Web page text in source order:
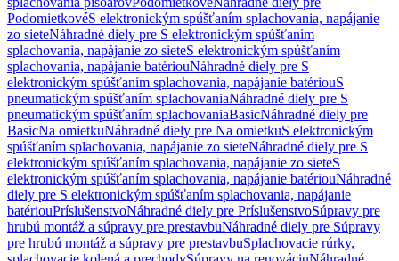
PodomietkovéS elektronickým spúšťaním splachovania, napájanie
zo sieteNáhradné diely pre S elektronickým spúšťaním
splachovania, napájanie zo sieteS elektronickým spúšťaním
splachovania, napájanie batériouNáhradné diely pre S
elektronickým spúšťaním splachovania, napájanie batériouS
pneumatickým spúšťaním splachovaniaNáhradné diely pre S
pneumatickým spúšťaním splachovaniaBasicNáhradné diely pre
BasicNa omietkuNáhradné diely pre Na omietkuS elektronickým
spúšťaním splachovania, napájanie zo sieteNáhradné diely pre S
elektronickým spúšťaním splachovania, napájanie zo sieteS
elektronickým spúšťaním splachovania, napájanie batériouNáhradné
diely pre S elektronickým spúšťaním splachovania, napájanie
batériouPríslušenstvoNáhradné diely pre PríslušenstvoSúpravy pre
hrubú montáž a súpravy pre prestavbuNáhradné diely pre Súpravy
pre hrubú montáž a súpravy pre prestavbuSplachovacie rúrky,